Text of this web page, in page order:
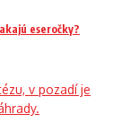
eseročky?